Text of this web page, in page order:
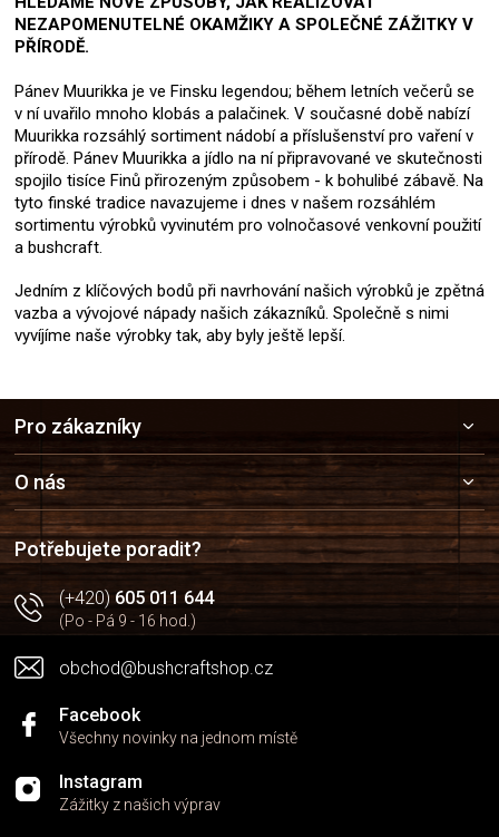
NEZAPOMENUTELNÉ OKAMŽIKY A SPOLEČNÉ ZÁŽITKY V
PŘÍRODĚ.
Pánev Muurikka je ve Finsku legendou; během letních večerů se
v ní uvařilo mnoho klobás a palačinek. V současné době nabízí
Muurikka rozsáhlý sortiment nádobí a příslušenství pro vaření v
přírodě. Pánev Muurikka a jídlo na ní připravované ve skutečnosti
spojilo tisíce Finů přirozeným způsobem - k bohulibé zábavě. Na
tyto finské tradice navazujeme i dnes v našem rozsáhlém
sortimentu výrobků vyvinutém pro volnočasové venkovní použití
a bushcraft.
Jedním z klíčových bodů při navrhování našich výrobků je zpětná
vazba a vývojové nápady našich zákazníků. Společně s nimi
vyvíjíme naše výrobky tak, aby byly ještě lepší.
a
t
í
Pro zákazníky
O nás
Potřebujete poradit?
(+420)605 011 644
(Po - Pá 9 - 16 hod.)
obchod@bushcraftshop.cz
Facebook
Všechny novinky na jednom místě
Instagram
Zážitky z našich výprav